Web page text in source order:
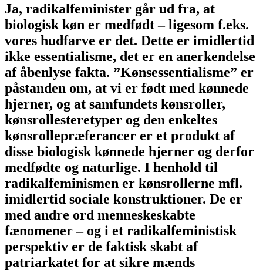
Ja, radikalfeminister går ud fra, at
biologisk køn er medfødt – ligesom f.eks.
vores hudfarve er det. Dette er imidlertid
ikke essentialisme, det er en anerkendelse
af åbenlyse fakta. ”Kønsessentialisme” er
påstanden om, at vi er født med kønnede
hjerner, og at samfundets kønsroller,
kønsrollesteretyper og den enkeltes
kønsrollepræferancer er et produkt af
disse biologisk kønnede hjerner og derfor
medfødte og naturlige. I henhold til
radikalfeminismen er kønsrollerne mfl.
imidlertid sociale konstruktioner. De er
med andre ord menneskeskabte
fænomener – og i et radikalfeministisk
perspektiv er de faktisk skabt af
patriarkatet for at sikre mænds